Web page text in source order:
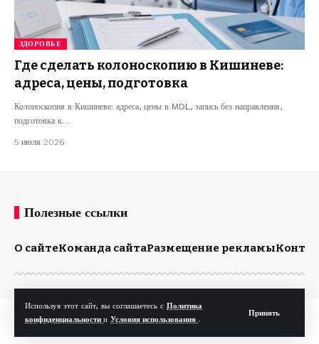
Используя этот сайт, вы соглашаетесь с Политика
конфиденциальности и Условия использования .
Принять
ЗДОРОВЬЕ
Где сделать колоноскопию в Кишиневе:
адреса, цены, подготовка
Колоноскопия в Кишиневе: адреса, цены в MDL, запись без направления,
подготовка к…
5 июля 2026
Полезные ссылки
О сайтеКоманда сайтаРазмещение рекламы
© Kp.md. Все права защищены.